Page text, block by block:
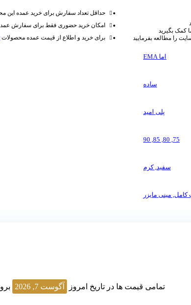
کمک بگیرید
را مطالعه بفرمایید
حداقل تعداد سفارش برای خرید عمده این محصول جین 12
امکان خرید حضوری فقط برای سفارش
برای خرید و اطلاع از قیمت عمده محصولات
اما EMA
ساده
پلی امید
75
80
85
90
سفید ,کرم
کامل مینی مایزر
تمامی قیمت ها در تاریخ امروز آگوست 7, 2026